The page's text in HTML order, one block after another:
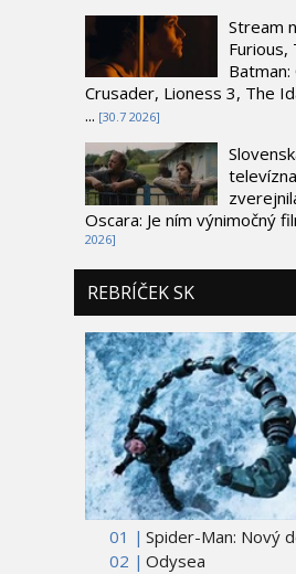
Stream
Furious,
Batman:
Crusader, Lioness 3, The
... [30.7 2026]
Oscara: Je ním výnimočný
2026]
REBRÍČEK SK
01 | Spider-Man: Nový
02 | Odysea